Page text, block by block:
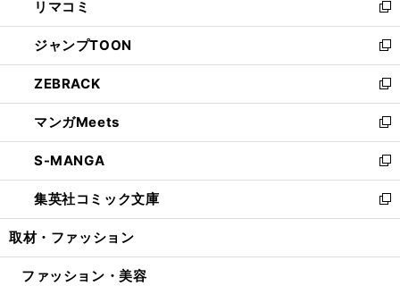
で
開
く
ド
ウ
で
開
く
ィ
ン
ド
ウ
で
開
く
い
ウ
ィ
ン
ド
ウ
で
開
く
リマコミ
新
し
い
ウ
ィ
ン
ド
ウ
で
開
く
ジャンプTOON
新
し
い
ウ
ィ
ン
ド
ウ
で
開
ZEBRACK
新
し
い
ウ
ィ
ン
ド
ウ
開
マンガMeets
新
し
い
ウ
ィ
ン
ウ
S-MANGA
新
し
い
ウ
ン
集英社コミック文庫
新
し
ウ
取材・ファッション
ファッション・美容